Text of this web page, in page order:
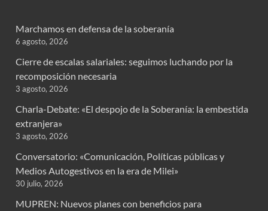
Marchamos en defensa de la soberanía
6 agosto, 2026
Cierre de escalas salariales: seguimos luchando por la
recomposición necesaria
3 agosto, 2026
Charla-Debate: «El despojo de la Soberanía: la embestida
extranjera»
3 agosto, 2026
Conversatorio: «Comunicación, Políticas públicas y
Medios Autogestivos en la era de Milei»
30 julio, 2026
MUPREN: Nuevos planes con beneficios para